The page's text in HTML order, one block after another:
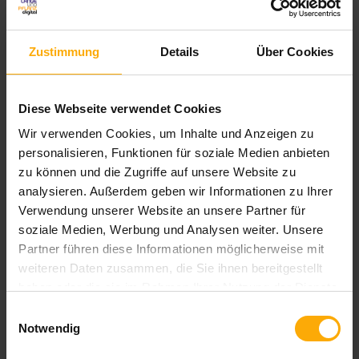
Zustimmung Details Über Cookies
Diese Webseite verwendet Cookies
Wir verwenden Cookies, um Inhalte und Anzeigen zu
personalisieren, Funktionen für soziale Medien anbieten
zu können und die Zugriffe auf unsere Website zu
analysieren. Außerdem geben wir Informationen zu Ihrer
Verwendung unserer Website an unsere Partner für
soziale Medien, Werbung und Analysen weiter. Unsere
Partner führen diese Informationen möglicherweise mit
weiteren Daten zusammen, die Sie ihnen bereitgestellt
Notwendig
Oder abonnieren Sie einfach unseren
und geben Tipps zu den unterschiedlichsten Themen im
Inbound Marketing Blog JETZT abonnieren!